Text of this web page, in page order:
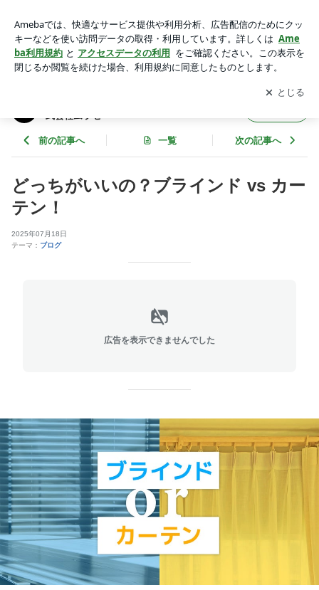
事・改装リニューアル工事｜株式会社ムラセ
アプリをダウンロードして ブログの更新通知
を受け取りまし
ょう。
開く
式会社ムラセ
前の記事へ 一覧 次の記事へ
どっちがいいの？ブラインド vs カー
テン！
2025年07月18日
テーマ： ブログ
広告を表示できませんでした